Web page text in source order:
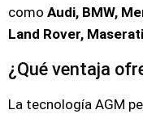
como Audi, BMW,
Land Rover,
¿Qué ventaja
La tecnología AGM